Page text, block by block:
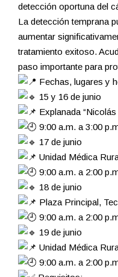
detección oportuna del
La detección temprana
aumentar
tratamiento exitoso.
paso importante para
Fechas, lugares y
15 y 16 de junio
Explanada
9:00 a.m. a 3:00
17 de junio
Unidad Médica
9:00 a.m. a 2:00
18 de junio
Plaza Principal,
9:00 a.m. a 2:00
19 de junio
Unidad Médica
9:00 a.m. a 2:00